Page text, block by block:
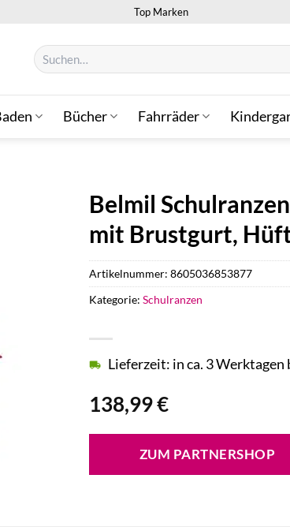
Top Marken
Suchen
nach:
Bücher Fahrräder
Belmil
mit Brustgurt,
138,99€
Lieferzeit: in ca. 3 Werktagen
ZUM PARTNERSHOP
Artikelnummer:8605036853877
Kategorie:Schulranzen